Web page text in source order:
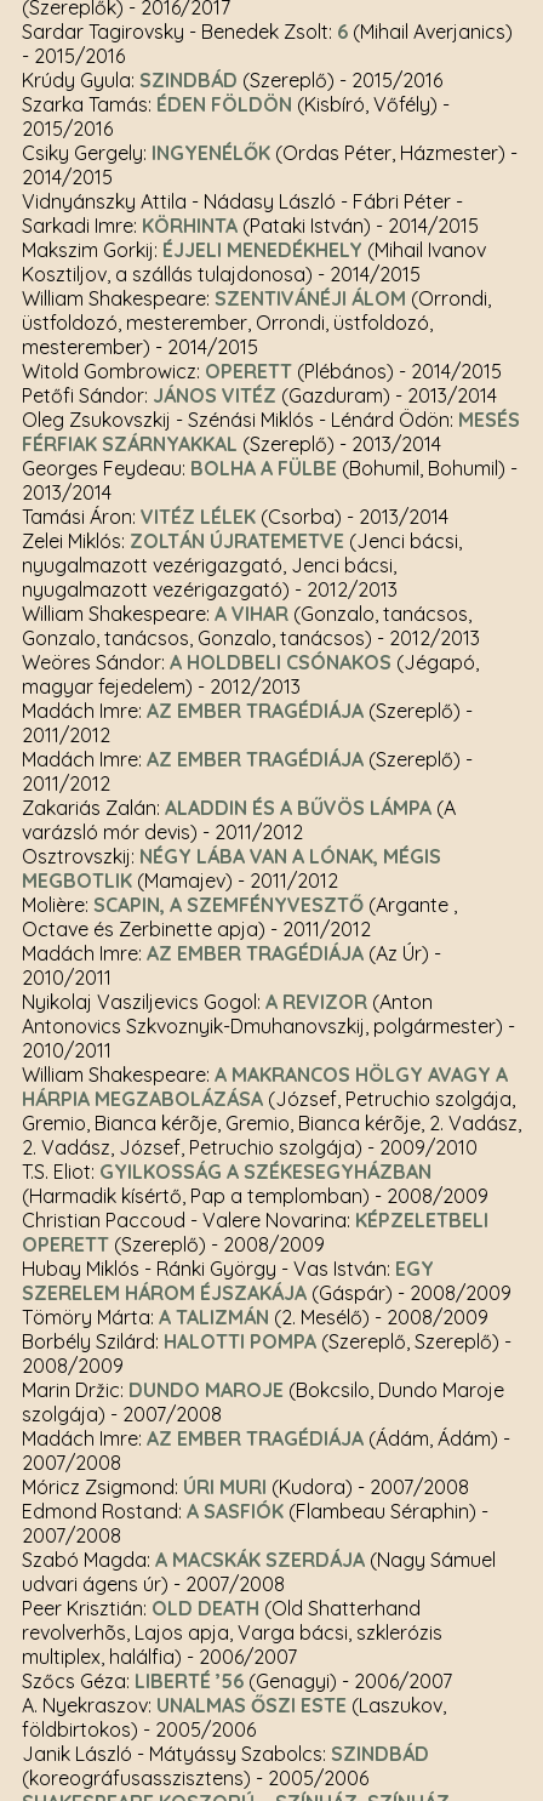
(Szereplők) - 2016/2017
Sardar Tagirovsky - Benedek Zsolt: 6(Mihail Averjanics)
- 2015/2016
Krúdy Gyula: SZINDBÁD (Szereplő) - 2015/2016
Szarka Tamás: ÉDEN FÖLDÖN (Kisbíró, Vőfély) -
2015/2016
Csiky Gergely: INGYENÉLŐK(Ordas Péter, Házmester) -
2014/2015
Vidnyánszky Attila - Nádasy László - Fábri Péter -
Sarkadi Imre: KÖRHINTA(Pataki István) - 2014/2015
Makszim Gorkij: ÉJJELI MENEDÉKHELY (Mihail Ivanov
Kosztiljov, a szállás tulajdonosa) - 2014/2015
William Shakespeare: SZENTIVÁNÉJI ÁLOM (Orrondi,
üstfoldozó, mesterember, Orrondi, üstfoldozó,
mesterember) - 2014/2015
Witold Gombrowicz: OPERETT(Plébános) - 2014/2015
Petőfi Sándor: JÁNOS VITÉZ (Gazduram) - 2013/2014
Oleg Zsukovszkij - Szénási Miklós - Lénárd Ödön: MESÉS
FÉRFIAK SZÁRNYAKKAL (Szereplő) - 2013/2014
Georges Feydeau: BOLHA A FÜLBE (Bohumil, Bohumil) -
2013/2014
Tamási Áron: VITÉZ LÉLEK(Csorba) - 2013/2014
Zelei Miklós: ZOLTÁN ÚJRATEMETVE (Jenci bácsi,
nyugalmazott vezérigazgató, Jenci bácsi,
nyugalmazott vezérigazgató) - 2012/2013
William Shakespeare: A VIHAR(Gonzalo, tanácsos,
Gonzalo, tanácsos, Gonzalo, tanácsos) - 2012/2013
Weöres Sándor: A HOLDBELI CSÓNAKOS (Jégapó,
magyar fejedelem) - 2012/2013
Madách Imre: AZ EMBER TRAGÉDIÁJA(Szereplő) -
2011/2012
Madách Imre: AZ EMBER TRAGÉDIÁJA(Szereplő) -
2011/2012
Zakariás Zalán: ALADDIN ÉS A BŰVÖS LÁMPA(A
varázsló mór devis) - 2011/2012
Osztrovszkij: NÉGY LÁBA VAN A LÓNAK, MÉGIS
MEGBOTLIK(Mamajev) - 2011/2012
Molière: SCAPIN, A SZEMFÉNYVESZTŐ(Argante ,
Octave és Zerbinette apja) - 2011/2012
Madách Imre: AZ EMBER TRAGÉDIÁJA(Az Úr) -
2010/2011
Nyikolaj Vasziljevics Gogol: A REVIZOR(Anton
Antonovics Szkvoznyik-Dmuhanovszkij, polgármester) -
2010/2011
William Shakespeare: A MAKRANCOS HÖLGY AVAGY A
HÁRPIA MEGZABOLÁZÁSA(József, Petruchio szolgája,
Gremio, Bianca kérõje, Gremio, Bianca kérõje, 2. Vadász,
2. Vadász, József, Petruchio szolgája) - 2009/2010
T.S. Eliot: GYILKOSSÁG A SZÉKESEGYHÁZBAN
(Harmadik kísértő, Pap a templomban) - 2008/2009
Christian Paccoud - Valere Novarina: KÉPZELETBELI
OPERETT(Szereplő) - 2008/2009
Hubay Miklós - Ránki György - Vas István: EGY
SZERELEM HÁROM ÉJSZAKÁJA(Gáspár) - 2008/2009
Tömöry Márta: A TALIZMÁN (2. Mesélő) - 2008/2009
Borbély Szilárd: HALOTTI POMPA(Szereplő, Szereplő) -
2008/2009
Marin Držic: DUNDO MAROJE (Bokcsilo, Dundo Maroje
szolgája) - 2007/2008
Madách Imre: AZ EMBER TRAGÉDIÁJA(Ádám, Ádám) -
2007/2008
Móricz Zsigmond: ÚRI MURI (Kudora) - 2007/2008
Edmond Rostand: A SASFIÓK(Flambeau Séraphin) -
2007/2008
Szabó Magda: A MACSKÁK SZERDÁJA(Nagy Sámuel
udvari ágens úr) - 2007/2008
Peer Krisztián: OLD DEATH (Old Shatterhand
revolverhõs, Lajos apja, Varga bácsi, szklerózis
multiplex, halálfia) - 2006/2007
Szőcs Géza: LIBERTÉ ’56(Genagyi) - 2006/2007
A. Nyekraszov: UNALMAS ŐSZI ESTE (Laszukov,
földbirtokos) - 2005/2006
Janik László - Mátyássy Szabolcs: SZINDBÁD
(koreográfusasszisztens) - 2005/2006